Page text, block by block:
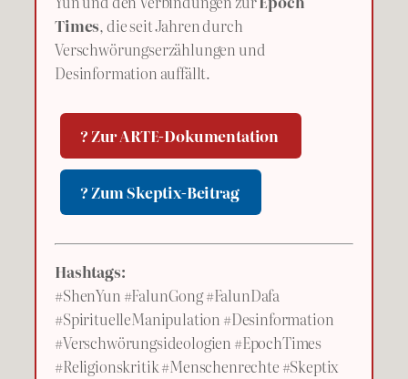
Times, die seit Jahren durch
Verschwörungserzählungen und
Desinformation auffällt.
? Zur ARTE-Dokumentation
? Zum Skeptix-Beitrag
Hashtags:
#ShenYun #FalunGong #FalunDafa
#SpirituelleManipulation #Desinformation
#Verschwörungsideologien #EpochTimes
#Religionskritik #Menschenrechte #Skeptix